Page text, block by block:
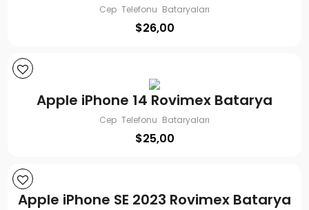
Cep Telefonu Bataryaları
$26,00
Apple iPhone 14 Rovimex Batarya
Cep Telefonu Bataryaları
$25,00
Apple iPhone SE 2023 Rovimex Batarya